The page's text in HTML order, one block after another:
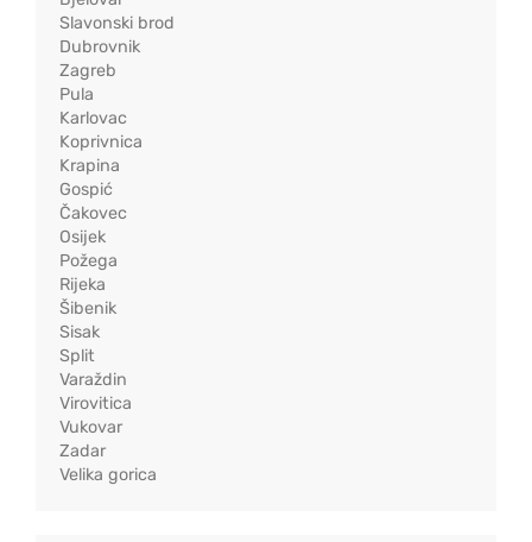
Slavonski brod
Dubrovnik
Zagreb
Pula
Karlovac
Koprivnica
Krapina
Gospić
Čakovec
Osijek
Požega
Rijeka
Šibenik
Sisak
Split
Varaždin
Virovitica
Vukovar
Zadar
Velika gorica